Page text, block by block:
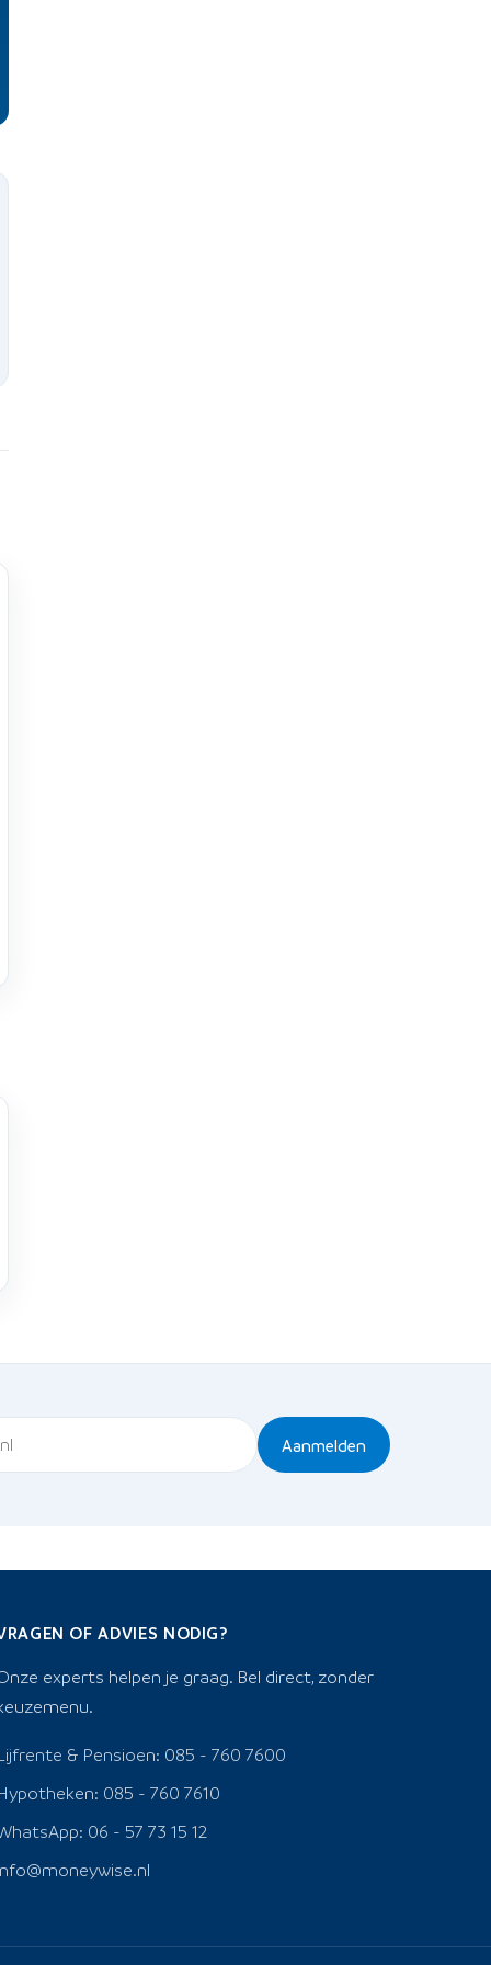
Aanmelden
OF ADVIES NODIG?
experts helpen je graag. Bel direct, zonder
& Pensioen: 085 - 760 7600
085 - 760 7610
06 - 57 73 15 12